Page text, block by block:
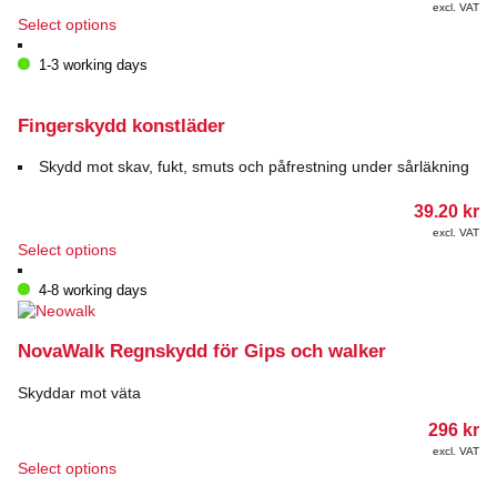
excl. VAT
Select optionsThis
has
The
may
page
1-3 working days
Fingerskydd konstläder
Skydd mot skav, fukt, smuts och påfrestning under sårläkning
39.20 kr
excl. VAT
Select optionsThis
has
The
may
the
4-8 working days
NovaWalk Regnskydd för Gips och walker
Skyddar mot väta
296 kr
excl. VAT
Select optionsThis